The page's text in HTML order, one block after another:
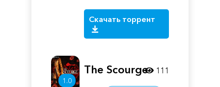
Скачать торрент
1.0
The Scourge 111